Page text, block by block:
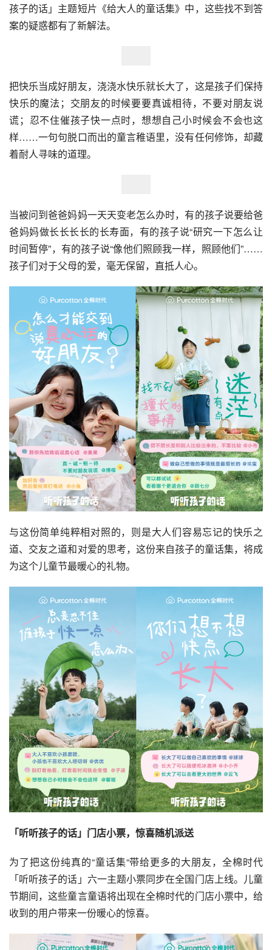
孩子的话」主题短片《给大人的童话集》中，这些找不到答
案的疑惑都有了新解法。
把快乐当成好朋友，浇浇水快乐就长大了，这是孩子们保持
快乐的魔法；交朋友的时候要要真诚相待，不要对朋友说
谎；忍不住催孩子快一点时，想想自己小时候会不会也这
样……一句句脱口而出的童言稚语里，没有任何修饰，却藏
着耐人寻味的道理。
当被问到爸爸妈妈一天天变老怎么办时，有的孩子说要给爸
爸妈妈做长长长长的长寿面，有的孩子说“研究一下怎么让
时间暂停”，有的孩子说“像他们照顾我一样，照顾他们”……
孩子们对于父母的爱，毫无保留，直抵人心。
与这份简单纯粹相对照的，则是大人们容易忘记的快乐之
道、交友之道和对爱的思考，这份来自孩子的童话集，将成
为这个儿童节最暖心的礼物。
「听听孩子的话」门店小票，惊喜随机派送
为了把这份纯真的“童话集“带给更多的大朋友，全棉时代
「听听孩子的话」六一主题小票同步在全国门店上线。儿童
节期间，这些童言童语将出现在全棉时代的门店小票中，给
收到的用户带来一份暖心的惊喜。